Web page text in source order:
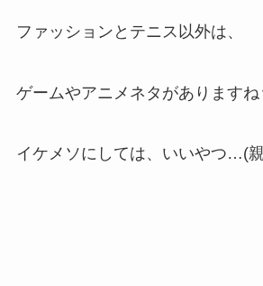
ファッションとテニス以外は、
ゲームやアニメネタがありますね
イケメソにしては、いいやつ…(